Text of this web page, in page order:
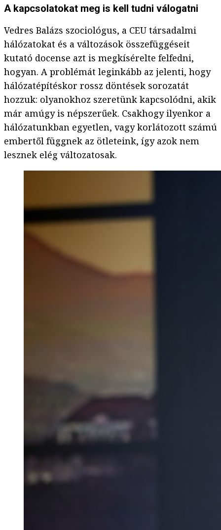
A kapcsolatokat meg is kell tudni válogatni
Vedres Balázs szociológus, a CEU társadalmi
hálózatokat és a változások összefüggéseit
kutató docense azt is megkísérelte felfedni,
hogyan. A problémát leginkább az jelenti, hogy
hálózatépítéskor rossz döntések sorozatát
hozzuk: olyanokhoz szeretünk kapcsolódni, akik
már amúgy is népszerűek. Csakhogy ilyenkor a
hálózatunkban egyetlen, vagy korlátozott számú
embertől függnek az ötleteink, így azok nem
lesznek elég változatosak.